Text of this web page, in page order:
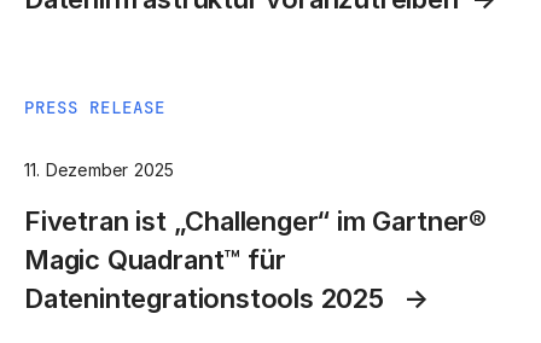
PRESS RELEASE
11. Dezember 2025
Fivetran ist „Challenger“ im Gartner®
Magic Quadrant™ für
Datenintegrationstools 2025